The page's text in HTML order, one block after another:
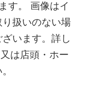
す。 画像はイ
扱いのない場
います。詳し
は店頭・ホー